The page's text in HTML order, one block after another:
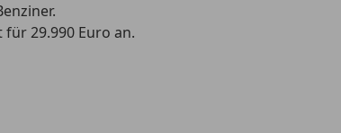
29.990 Euro an.